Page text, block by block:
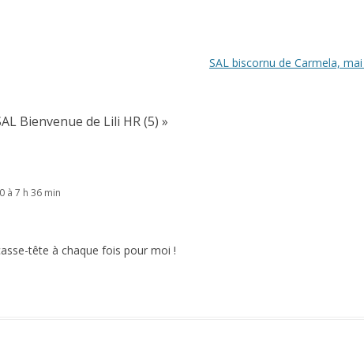
SAL biscornu de Carmela, mai
Bienvenue de Lili HR (5) »
à 7 h 36 min
tête à chaque fois pour moi !